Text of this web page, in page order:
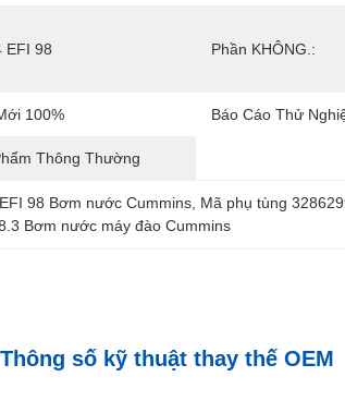
EFI 98 Phần KHÔNG.:
100% Báo Cáo Thử
Thông Thường
98 Bơm nước Cummins Mã phụ tùng
Bơm nước máy đào Cummins
số kỹ thuật thay thế OEM